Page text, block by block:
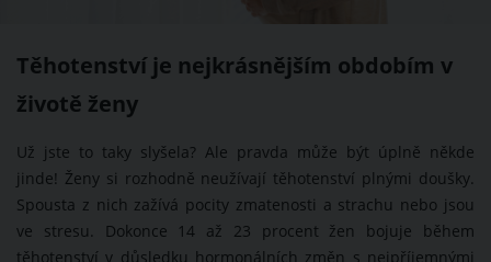
Těhotenství je nejkrásnějším obdobím v
životě ženy
Už jste to taky slyšela? Ale pravda může být úplně někde
jinde! Ženy si rozhodně neužívají těhotenství plnými doušky.
Spousta z nich zažívá pocity zmatenosti a strachu nebo jsou
ve stresu. Dokonce 14 až 23 procent žen bojuje během
těhotenství v důsledku hormonálních změn s nejpříjemnými